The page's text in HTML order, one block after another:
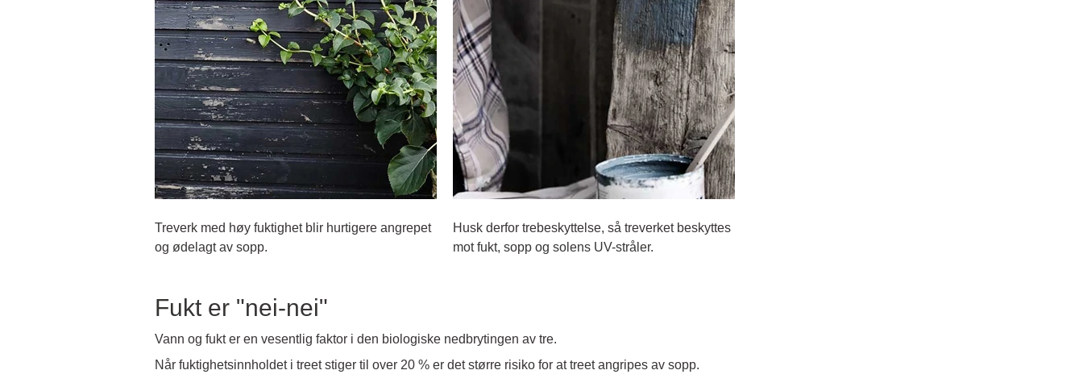
Treverk med høy fuktighet blir hurtigere angrepet
og ødelagt av sopp.
Husk derfor trebeskyttelse, så treverket beskyttes
mot fukt, sopp og solens UV-stråler.
Fukt er "nei-nei"
Vann og fukt er en vesentlig faktor i den biologiske nedbrytingen av tre.
Når fuktighetsinnholdet i treet stiger til over 20 % er det større risiko for at treet angripes av sopp.